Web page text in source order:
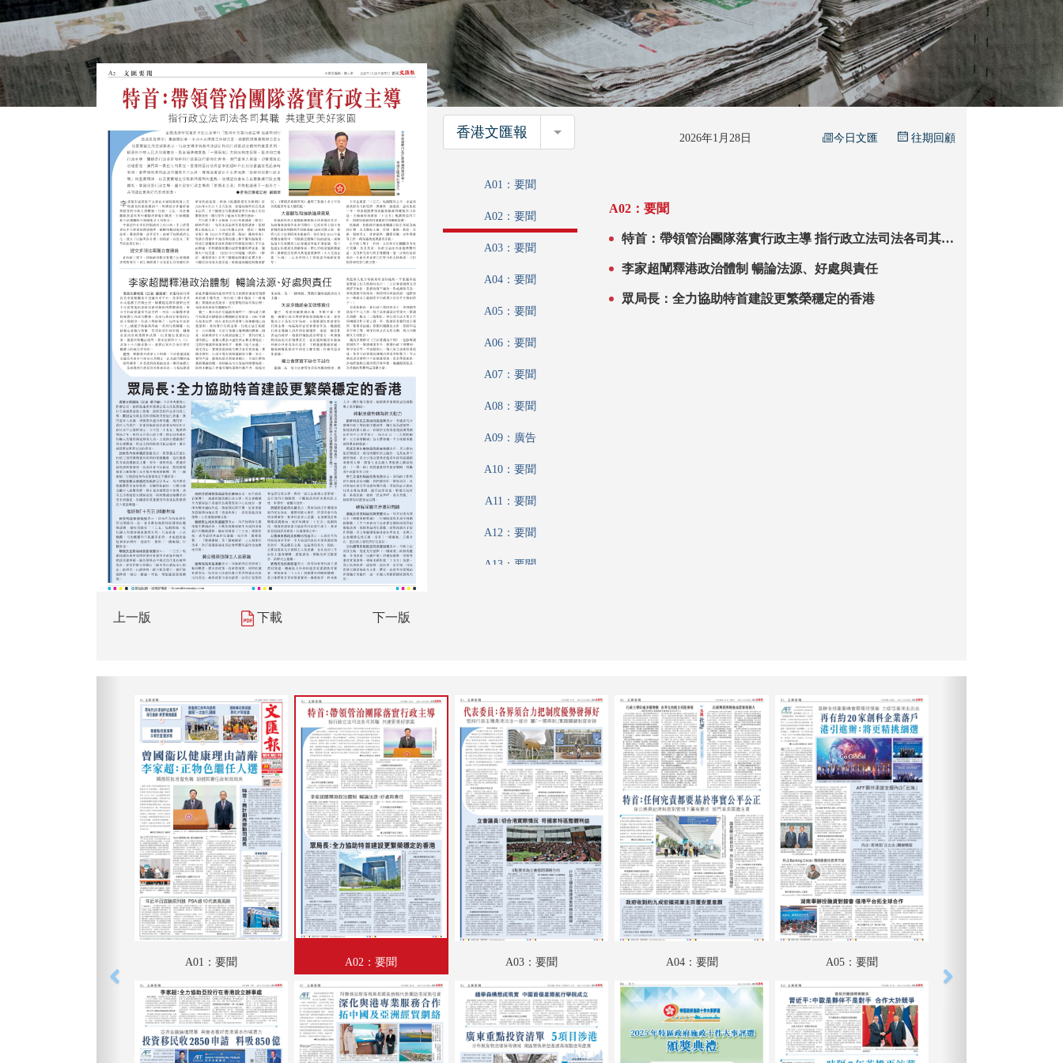
上一版 下載 下一版
香港文匯報 香港文匯報 2026年1月28日 今日文匯 往期回顧
A01：要聞
A02：要聞
A03：要聞
A04：要聞
A05：要聞
A06：要聞
A07：要聞
A08：要聞
A09：廣告
A10：要聞
A11：要聞
A12：要聞
A13：要聞
A18：科教啟智
A19：國際
A20：國際
B01：財經
B02：副刊專題
B03：躍動都市
B04：采風
B05：娛樂
B07：體育
B08：體育
A02：要聞
特首：帶領管治團隊落實行政主導 指行政立法司法各司其職
李家超闡釋港政治體制 暢論法源、好處與責任
眾局長：全力協助特首建設更繁榮穩定的香港
A01：要聞 A02：要聞 A03：要聞 A04：要聞 A05：要聞